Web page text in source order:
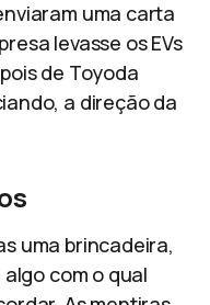
uma carta
levasse os EVs
de Toyoda
a direção da
uma brincadeira,
com o qual